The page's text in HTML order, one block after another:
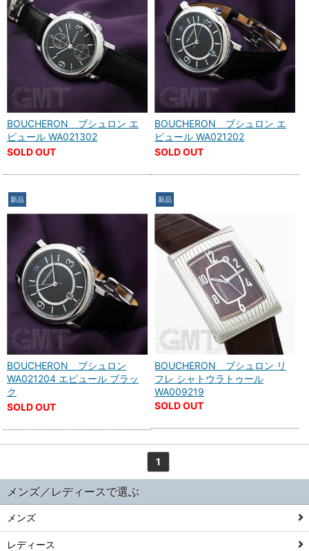
BOUCHERON ブシュロン エ
ピュール WA021302
SOLD OUT
BOUCHERON ブシュロン エ
ピュール WA021202
SOLD OUT
新品
BOUCHERON ブシュロン
WA021204 エピュール ブラッ
ク
SOLD OUT
新品
BOUCHERON ブシュロン リ
フレ シャトウラトゥール
WA009219
SOLD OUT
1
メンズ／レディースで選ぶ
メンズ
レディース